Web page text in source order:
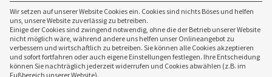
Wir setzen auf unserer Website Cookies ein. Cookies sind nichts Böses und helfen
uns, unsere Website zuverlässig zu betreiben.
Einige der Cookies sind zwingend notwendig, ohne die der Betrieb unserer Website
nicht möglich wäre, während andere uns helfen unser Onlineangebot zu
verbessern und wirtschaftlich zu betreiben. Sie können alle Cookies akzeptieren
und sofort fortfahren oder auch eigene Einstellungen festlegen. Ihre Entscheidung
können Sie nachträglich jederzeit widerrufen und Cookies abwählen (z.B. im
Fußbereich unserer Website).